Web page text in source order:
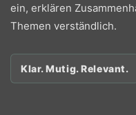
ein, erklären
Themen verständlich.
Klar. Mutig. Relevant.